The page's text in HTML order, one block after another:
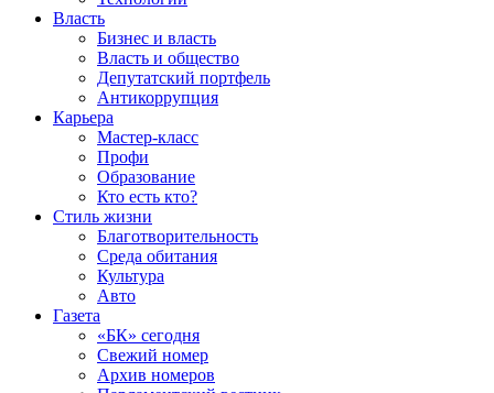
Власть
Бизнес и власть
Власть и общество
Депутатский портфель
Антикоррупция
Карьера
Мастер-класс
Профи
Образование
Кто есть кто?
Стиль жизни
Благотворительность
Среда обитания
Культура
Авто
Газета
«БК» сегодня
Свежий номер
Архив номеров